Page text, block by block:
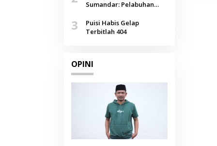
Agustus
Sumandar: Pelabuhan
Selendang Benang Merah
Lombang
3
Puisi Habis Gelap
Terbitlah 404
OPINI